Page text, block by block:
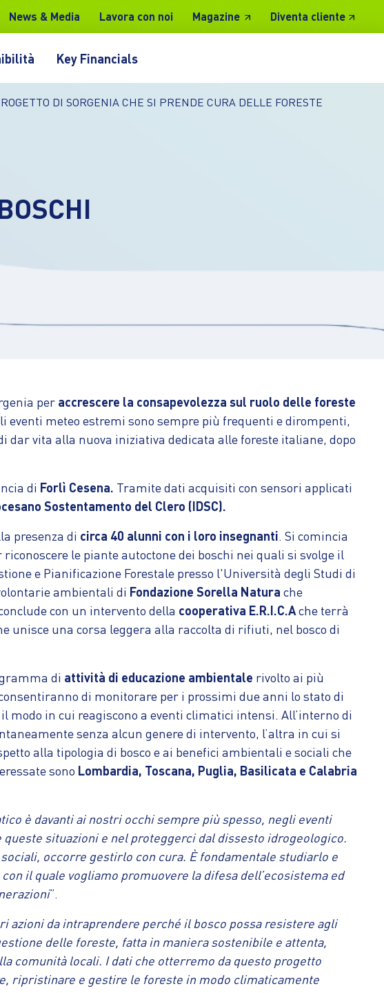
News & Media Lavora con noi Magazine Diventa cliente
Key Financials
DI SORGENIA CHE SI PRENDE CURA DELLE FORESTE
per accrescere la consapevolezza sul ruolo delle foreste
eventi meteo estremi sono sempre più frequenti e dirompenti,
vita alla nuova iniziativa dedicata alle foreste italiane, dopo
di Forlì Cesena. Tramite dati acquisiti con sensori applicati
Sostentamento del Clero (IDSC).
presenza di circa 40 alunni con i loro insegnanti. Si comincia
le piante autoctone dei boschi nei quali si svolge il
e Pianificazione Forestale presso l'Università degli Studi di
ambientali di Fondazione Sorella Natura che
con un intervento della cooperativa E.R.I.C.Ache terrà
unisce una corsa leggera alla raccolta di rifiuti, nel bosco di
di attività di educazione ambientale rivolto ai più
di monitorare per i prossimi due anni lo stato di
in cui reagiscono a eventi climatici intensi. All’interno di
senza alcun genere di intervento, l’altra in cui si
alla tipologia di bosco e ai benefici ambientali e sociali che
sono Lombardia, Toscana, Puglia, Basilicata e Calabria
è davanti ai nostri occhi sempre più spesso, negli eventi
situazioni e nel proteggerci dal dissesto idrogeologico.
occorre gestirlo con cura. È fondamentale studiarlo e
il quale vogliamo promuovere la difesa dell’ecosistema ed
”.
azioni da intraprendere perché il bosco possa resistere agli
delle foreste, fatta in maniera sostenibile e attenta,
comunità locali. I dati che otterremo da questo progetto
ripristinare e gestire le foreste in modo climaticamente